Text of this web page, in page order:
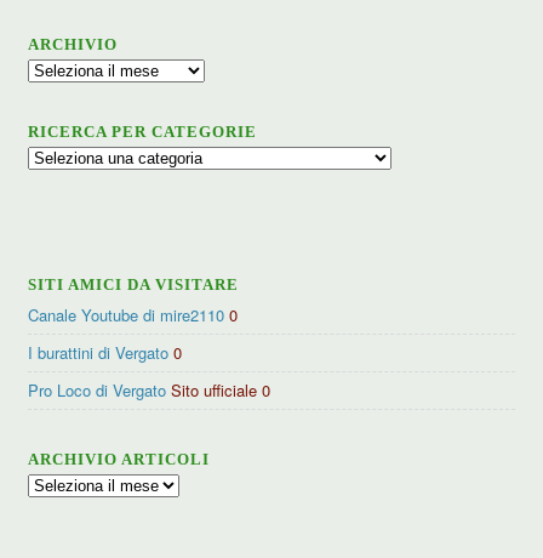
ARCHIVIO
Archivio
RICERCA PER CATEGORIE
Ricerca
SITI AMICI DA VISITARE
Canale Youtube di mire2110 0
I burattini di Vergato 0
Pro Loco di Vergato Sito ufficiale 0
ARCHIVIO ARTICOLI
Archivio